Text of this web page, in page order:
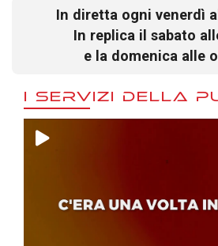
In diretta ogni venerdì
In replica il sabato
e la domenica alle
I SERVIZI DELLA